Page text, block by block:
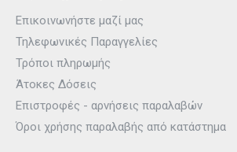
Επικοινωνήστε μαζί μας
Τηλεφωνικές Παραγγελίες
Τρόποι πληρωμής
Άτοκες Δόσεις
Επιστροφές - αρνήσεις παραλαβών
Όροι χρήσης παραλαβής από κατάστημα